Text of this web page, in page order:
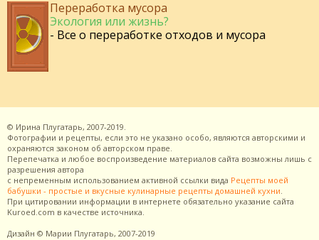
Переработка мусора
Экология или жизнь?
- Все о переработке отходов и мусора
© Ирина Плугатарь, 2007-2019.
Фотографии и рецепты, если это не указано особо, являются авторскими и
охраняются законом об авторском праве.
Перепечатка и любое воспроизведение материалов сайта возможны лишь с
разрешения автора
с непременным использованием активной ссылки вида Рецепты моей
бабушки - простые и вкусные кулинарные рецепты домашней кухни.
При цитировании информации в интернете обязательно указание сайта
Kuroed.com в качестве источника.
Дизайн © Марии Плугатарь, 2007-2019